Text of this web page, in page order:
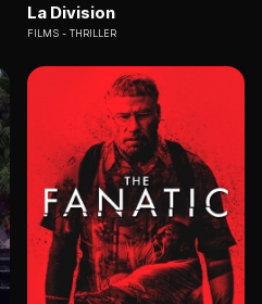
La Division
FILMS THRILLER